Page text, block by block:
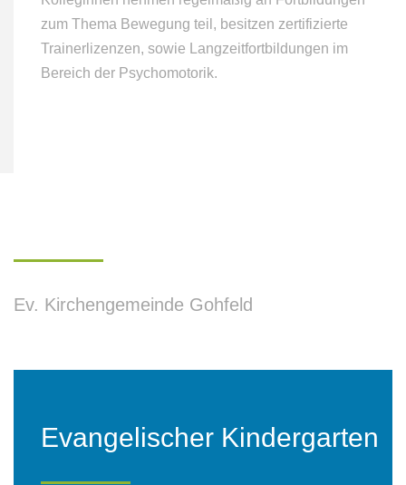
zum Thema Bewegung teil, besitzen zertifizierte
Trainerlizenzen, sowie Langzeitfortbildungen im
Bereich der Psychomotorik.
Ev. Kirchengemeinde Gohfeld
Evangelischer Kindergarten